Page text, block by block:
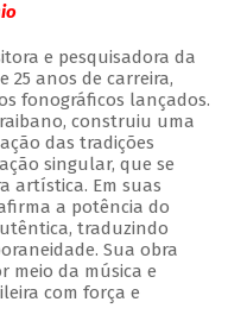
e pesquisadora da
25 anos de carreira,
fonográficos lançados.
construiu uma
das tradições
singular, que se
artística. Em suas
a potência do
traduzindo
Sua obra
meio da música e
com força e